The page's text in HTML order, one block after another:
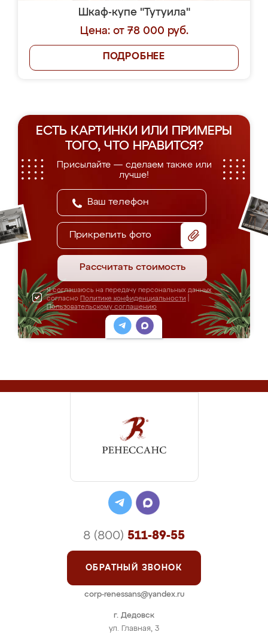
Шкаф-купе "Тутуила"
Цена: от 78 000 руб.
ПОДРОБНЕЕ
ЕСТЬ КАРТИНКИ ИЛИ ПРИМЕРЫ
ТОГО, ЧТО НРАВИТСЯ?
Присылайте — сделаем также или
лучше!
Прикрепить фото
Рассчитать стоимость
Я соглашаюсь на передачу персональных данных
согласно Политике конфиденциальности
Пользовательскому соглашению
г. Дедовск
ул. Главная, 3
8 (800) 511-89-55
ОБРАТНЫЙ ЗВОНОК
corp-renessans@yandex.ru